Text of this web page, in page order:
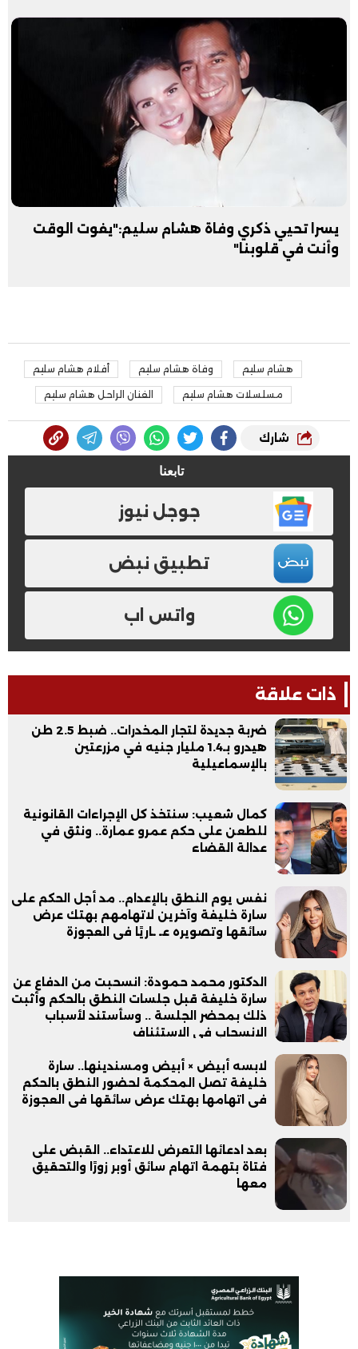
يسرا تحيي ذكري وفاة هشام سليم:"يفوت الوقت
وأنت في قلوبنا"
هشام سليم وفاة هشام سليم أفلام هشام سليم
مسلسلات هشام سليم الفنان الراحل هشام سليم
شارك
تابعنا
جوجل نيوز
تطبيق نبض
واتس اب
ذات علاقة
ضربة جديدة لتجار المخدرات.. ضبط 2.5 طن
هيدرو بـ1.4 مليار جنيه في مزرعتين
بالإسماعيلية
كمال شعيب: سنتخذ كل الإجراءات القانونية
للطعن على حكم عمرو عمارة.. ونثق في
عدالة القضاء
نفس يوم النطق بالإعدام.. مد أجل الحكم على
سارة خليفة وآخرين لاتهامهم بهتك عرض
سائقها وتصويره عـ ـاريًا فى العجوزة
الدكتور محمد حمودة: انسحبت من الدفاع عن
سارة خليفة قبل جلسات النطق بالحكم وأثبت
ذلك بمحضر الجلسة .. وسأستند لأسباب
الانسحاب في الاستئناف
لابسه أبيض × أبيض ومسندينها.. سارة
خليفة تصل المحكمة لحضور النطق بالحكم
فى اتهامها بهتك عرض سائقها فى العجوزة
بعد ادعائها التعرض للاعتداء.. القبض على
فتاة بتهمة اتهام سائق أوبر زورًا والتحقيق
معها